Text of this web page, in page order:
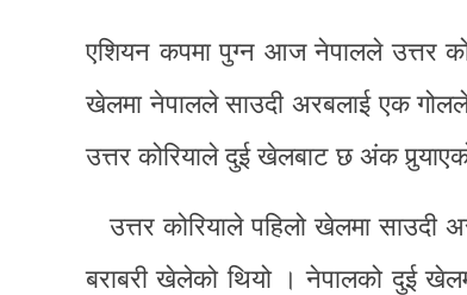
एशियन कपमा पुग्न आज नेपालले उत्तर
खेलमा नेपालले साउदी अरबलाई एक गोलले
उत्तर कोरियाले दुई खेलबाट छ अंक
उत्तर कोरियाले पहिलो खेलमा
बराबरी खेलेको थियो । नेपालको दुई